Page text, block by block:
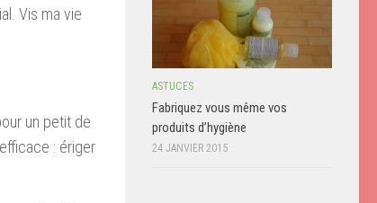
Vis ma vie
un petit de
: ériger
ASTUCES
Fabriquez vous même vos
produits d’hygiène
24 JANVIER 2015